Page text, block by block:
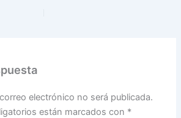
electrónico no será publicada.
están marcados con *